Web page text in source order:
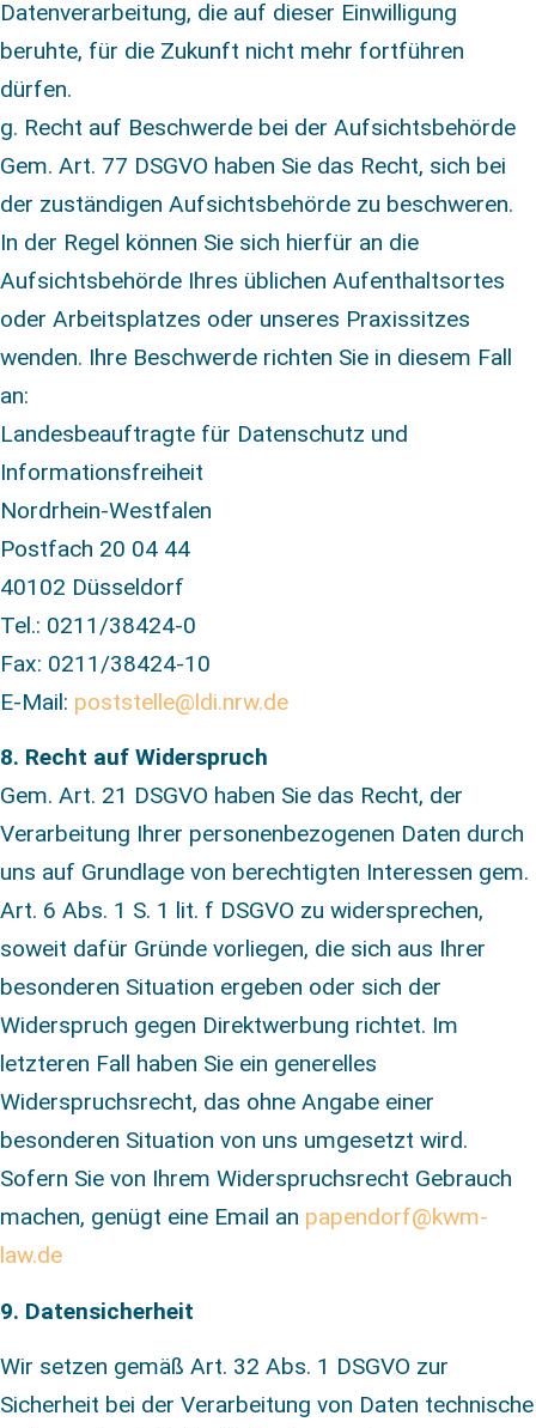
Datenverarbeitung, die auf dieser Einwilligung
beruhte, für die Zukunft nicht mehr fortführen
dürfen.
g. Recht auf Beschwerde bei der Aufsichtsbehörde
Gem. Art. 77 DSGVO haben Sie das Recht, sich bei
der zuständigen Aufsichtsbehörde zu beschweren.
In der Regel können Sie sich hierfür an die
Aufsichtsbehörde Ihres üblichen Aufenthaltsortes
oder Arbeitsplatzes oder unseres Praxissitzes
wenden. Ihre Beschwerde richten Sie in diesem Fall
an:
Landesbeauftragte für Datenschutz und
Informationsfreiheit
Nordrhein-Westfalen
Postfach 20 04 44
40102 Düsseldorf
Tel.: 0211/38424-0
Fax: 0211/38424-10
E-Mail: poststelle@ldi.nrw.de
8. Recht auf Widerspruch
Gem. Art. 21 DSGVO haben Sie das Recht, der
Verarbeitung Ihrer personenbezogenen Daten durch
uns auf Grundlage von berechtigten Interessen gem.
Art. 6 Abs. 1 S. 1 lit. f DSGVO zu widersprechen,
soweit dafür Gründe vorliegen, die sich aus Ihrer
besonderen Situation ergeben oder sich der
Widerspruch gegen Direktwerbung richtet. Im
letzteren Fall haben Sie ein generelles
Widerspruchsrecht, das ohne Angabe einer
besonderen Situation von uns umgesetzt wird.
Sofern Sie von Ihrem Widerspruchsrecht Gebrauch
machen, genügt eine Email an papendorf@kwm-
law.de
9. Datensicherheit
Wir setzen gemäß Art. 32 Abs. 1 DSGVO zur
Sicherheit bei der Verarbeitung von Daten technische